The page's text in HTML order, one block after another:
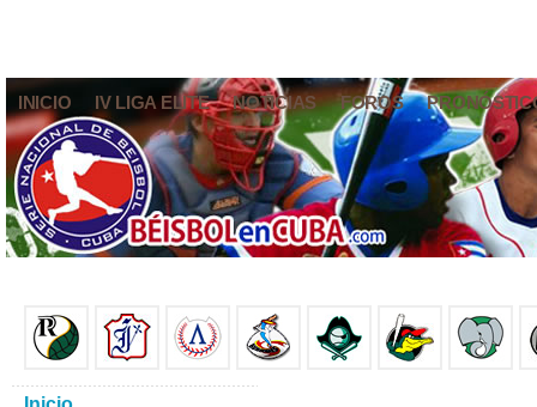
INICIO IV LIGA ELITE NOTICIAS FOROS